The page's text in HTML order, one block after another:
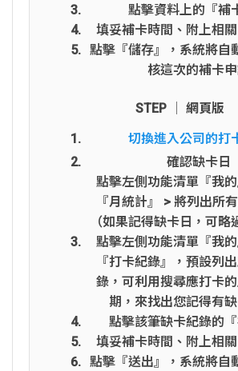
點擊資料上的『補
填妥補卡時間、附上相
點擊『儲存』，系統將自
核這次的補卡
STEP │ 網頁版
切換進入公司的打
確認缺卡日
點擊左側功能清單『我
『月統計』 > 將列出所
（如果記得缺卡日，可略
點擊左側功能清單『我
『打卡紀錄』，預設列
錄，可利用搜尋應打卡
期，來找出您記得有
點擊該筆缺卡紀錄的
填妥補卡時間、附上相
點擊『送出』，系統將自